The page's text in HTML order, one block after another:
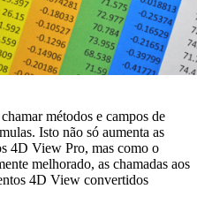
métodos e campos de
Isto não só aumenta as
4D View Pro, mas como o
melhorado, as chamadas aos
4D View convertidos